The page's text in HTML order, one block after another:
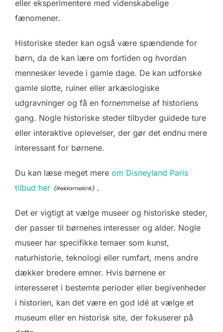
eller eksperimentere med videnskabelige
fænomener.
Historiske steder kan også være spændende for
børn, da de kan lære om fortiden og hvordan
mennesker levede i gamle dage. De kan udforske
gamle slotte, ruiner eller arkæologiske
udgravninger og få en fornemmelse af historiens
gang. Nogle historiske steder tilbyder guidede ture
eller interaktive oplevelser, der gør det endnu mere
interessant for børnene.
Du kan læse meget mere om Disneyland Paris
tilbud her
.
Det er vigtigt at vælge museer og historiske steder,
der passer til børnenes interesser og alder. Nogle
museer har specifikke temaer som kunst,
naturhistorie, teknologi eller rumfart, mens andre
dækker bredere emner. Hvis børnene er
interesseret i bestemte perioder eller begivenheder
i historien, kan det være en god idé at vælge et
museum eller en historisk site, der fokuserer på